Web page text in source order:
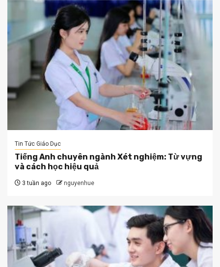
Tin Tức Giáo Dục
Tiếng Anh chuyên ngành Xét nghiệm: Từ vựng
và cách học hiệu quả
3 tuần ago nguyenhue